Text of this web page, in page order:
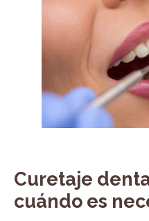
Curetaje
cuándo es